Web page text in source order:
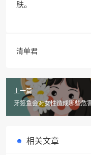
肤。
清单君
上一篇
牙签鱼会对女性造成哪些危
相关文章